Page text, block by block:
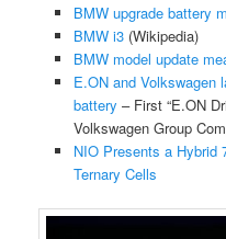
BMW upgrade battery
BMW i3(Wikipedia)
BMW model update
E.ON and Volkswagen
battery – First “E.ON
Volkswagen Group
NIO Presents a Hybrid
Ternary Cells